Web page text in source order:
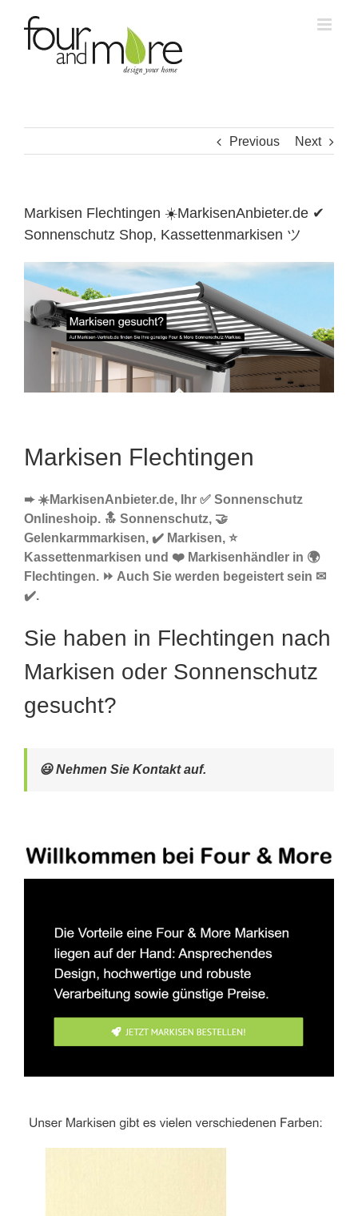
content
Previous Next
Markisen Flechtingen ☀️MarkisenAnbieter.de ✔
Sonnenschutz Shop, Kassettenmarkisen ツ
Markisen Flechtingen
➨ ☀️MarkisenAnbieter.de, Ihr ✅ Sonnenschutz
Onlineshoip. 🔝 Sonnenschutz, 🤝
Gelenkarmmarkisen, ✔️ Markisen, ⭐
Kassettenmarkisen und ❤️ Markisenhändler in 🌍
Flechtingen. ⏩ Auch Sie werden begeistert sein ✉
✔️.
Sie haben in Flechtingen nach
Markisen oder Sonnenschutz
gesucht?
😃 Nehmen Sie Kontakt auf.